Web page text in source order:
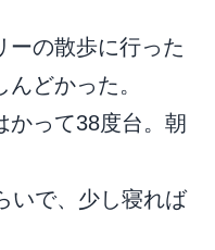
ーの散歩に行った
どかった。
かって38度台。朝
いで、少し寝れば